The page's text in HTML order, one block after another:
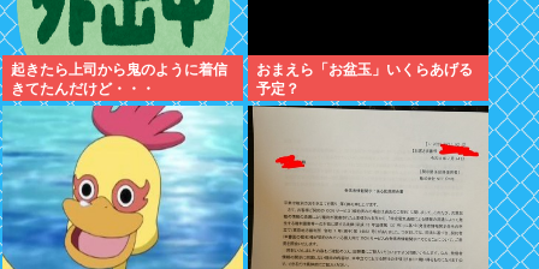
起きたら上司から鬼のように着信
きてたんだけど・・・
おまえら「お盆玉」いくらあげる
予定？